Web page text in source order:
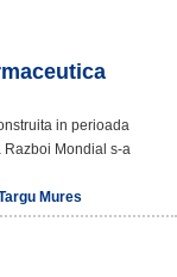
in perioada
Mondial s-a
Mures